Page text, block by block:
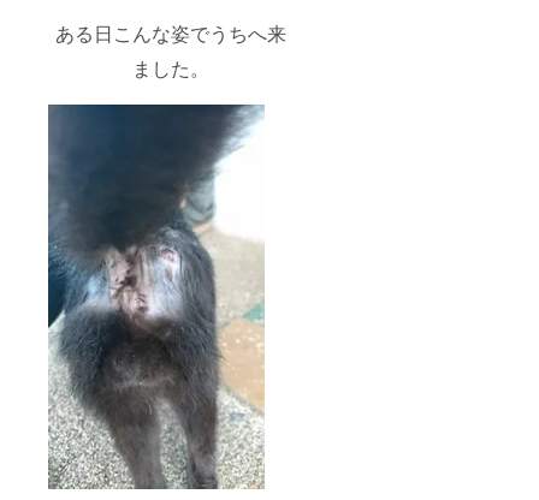
ある日こんな姿でうちへ来
ました。